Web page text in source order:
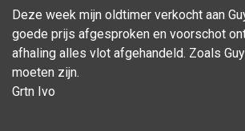
Deze week mijn oldtimer verkocht aan
goede prijs afgesproken en voorschot
afhaling alles vlot afgehandeld. Zoals
moeten zijn.
Grtn Ivo